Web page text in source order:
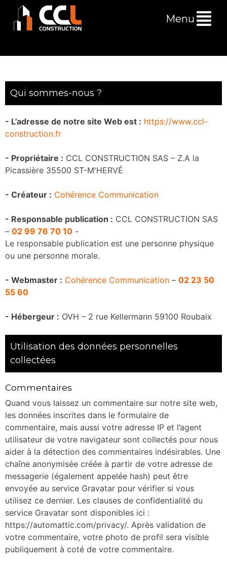
Menu
Qui sommes-nous ?
- L’adresse de notre site Web est : https://www.ccl-
construction.fr
- Propriétaire : CCL CONSTRUCTION SAS – Z.A la
Picassière 35500 ST-M'HERVÉ
- Créateur : Cohérence Communication
- Responsable publication : CCL CONSTRUCTION SAS
– 02 99 76 70 10 -
Le responsable publication est une personne physique
ou une personne morale.
- Webmaster : Cohérence Communication – 02 23 50
55 60
- Hébergeur : OVH – 2 rue Kellermann 59100 Roubaix
Utilisation des données personnelles
collectées
Commentaires
Quand vous laissez un commentaire sur notre site web,
les données inscrites dans le formulaire de
commentaire, mais aussi votre adresse IP et l’agent
utilisateur de votre navigateur sont collectés pour nous
aider à la détection des commentaires indésirables. Une
chaîne anonymisée créée à partir de votre adresse de
messagerie (également appelée hash) peut être
envoyée au service Gravatar pour vérifier si vous
utilisez ce dernier. Les clauses de confidentialité du
service Gravatar sont disponibles ici :
https://automattic.com/privacy/. Après validation de
votre commentaire, votre photo de profil sera visible
publiquement à coté de votre commentaire.